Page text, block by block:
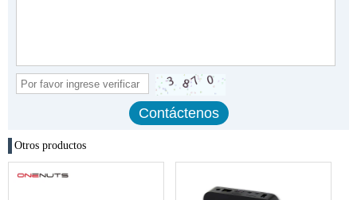
Otros productos